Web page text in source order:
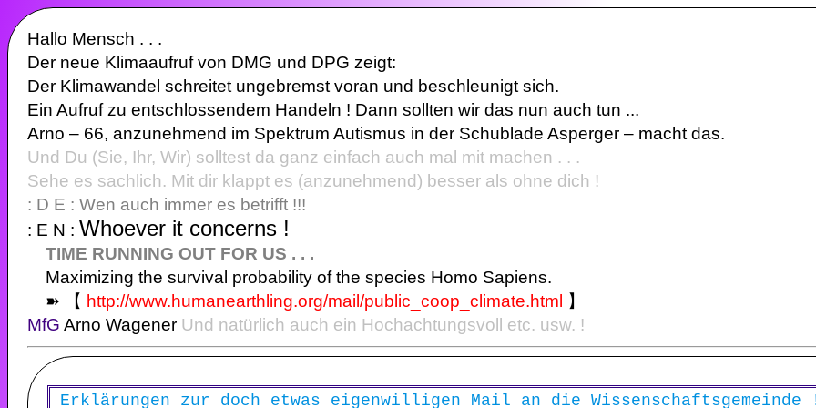
Hallo Mensch . . .
Der neue Klimaaufruf von DMG und DPG zeigt:
Der Klimawandel schreitet ungebremst voran und beschleunigt sich.
Ein Aufruf zu entschlossendem Handeln ! Dann sollten wir das nun auch tun ...
Arno – 66, anzunehmend im Spektrum Autismus in der Schublade Asperger – macht das.
Und Du (Sie, Ihr, Wir) solltest da ganz einfach auch mal mit machen . . .
Sehe es sachlich. Mit dir klappt es (anzunehmend) besser als ohne dich !
: D E : Wen auch immer es betrifft !!!
: E N : Whoever it concerns !
TIME RUNNING OUT FOR US . . .
Maximizing the survival probability of the species Homo Sapiens.
➽️ 【 http://www.humanearthling.org/mail/public_coop_climate.html
】
MfG Arno Wagener Und natürlich auch ein Hochachtungsvoll etc. usw. !
Erklärungen zur doch etwas eigenwilligen Mail an die Wissenschaftsgemeinde